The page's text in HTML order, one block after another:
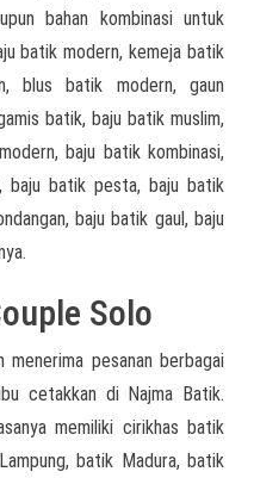
bahan kombinasi untuk
batik modern, kemeja batik
blus batik modern, gaun
batik, baju batik muslim,
baju batik kombinasi,
baju batik pesta, baju batik
baju batik gaul, baju
Solo
pesanan berbagai
cetakkan di Najma Batik.
memiliki cirikhas batik
batik Madura, batik